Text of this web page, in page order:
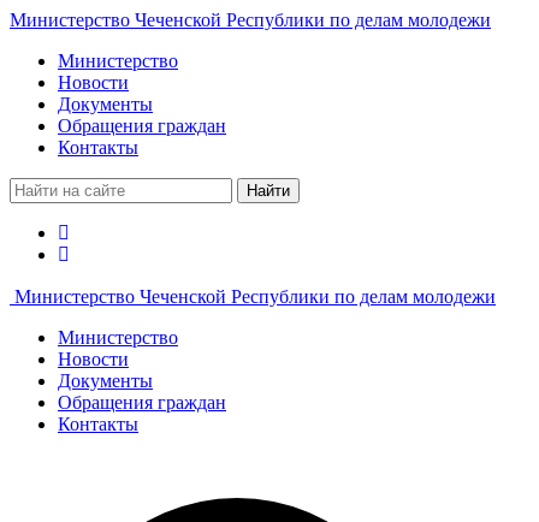
Министерство Чеченской Республики по делам молодежи
Министерство
Новости
Документы
Обращения граждан
Контакты
Найти
Министерство Чеченской Республики по делам молодежи
Министерство
Новости
Документы
Обращения граждан
Контакты